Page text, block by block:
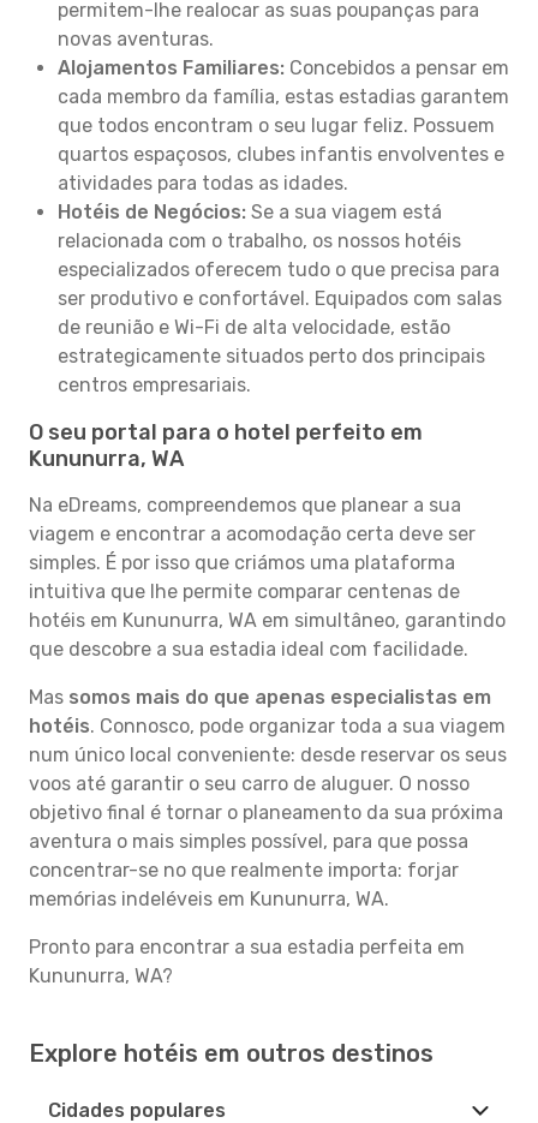
permitem-lhe realocar as suas poupanças para
novas aventuras.
Alojamentos Familiares: Concebidos a pensar em
cada membro da família, estas estadias garantem
que todos encontram o seu lugar feliz. Possuem
quartos espaçosos, clubes infantis envolventes e
atividades para todas as idades.
Hotéis de Negócios: Se a sua viagem está
relacionada com o trabalho, os nossos hotéis
especializados oferecem tudo o que precisa para
ser produtivo e confortável. Equipados com salas
de reunião e Wi-Fi de alta velocidade, estão
estrategicamente situados perto dos principais
centros empresariais.
O seu portal para o hotel perfeito em
Kununurra, WA
Na eDreams, compreendemos que planear a sua
viagem e encontrar a acomodação certa deve ser
simples. É por isso que criámos uma plataforma
intuitiva que lhe permite comparar centenas de
hotéis em Kununurra, WA em simultâneo, garantindo
que descobre a sua estadia ideal com facilidade.
Mas somos mais do que apenas especialistas em
hotéis. Connosco, pode organizar toda a sua viagem
num único local conveniente: desde reservar os seus
voos até garantir o seu carro de aluguer. O nosso
objetivo final é tornar o planeamento da sua próxima
aventura o mais simples possível, para que possa
concentrar-se no que realmente importa: forjar
memórias indeléveis em Kununurra, WA.
Pronto para encontrar a sua estadia perfeita em
Kununurra, WA?
Explore hotéis em outros destinos
Cidades populares